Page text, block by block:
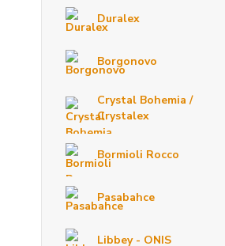
Duralex
Borgonovo
Crystal Bohemia /
Crystalex
Bormioli Rocco
Pasabahce
Libbey - ONIS